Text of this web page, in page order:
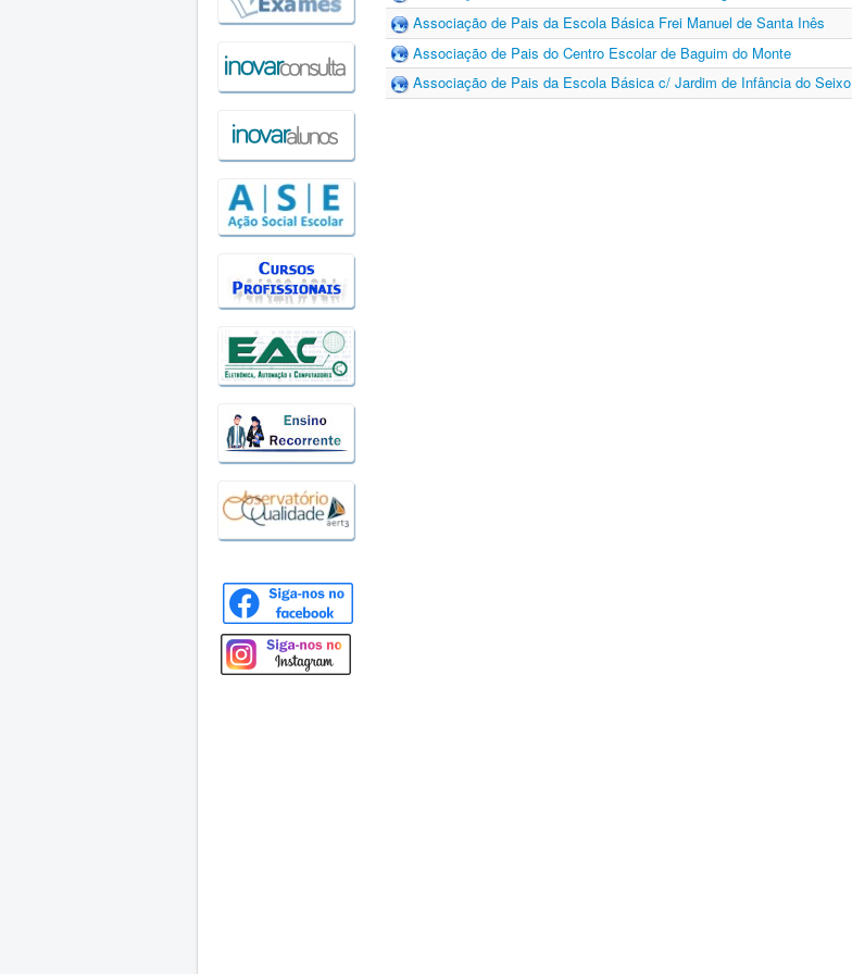
Associação de Pais da Escola Básica Frei Manuel de Santa Inês
Associação de Pais do Centro Escolar de Baguim do Monte
Associação de Pais da Escola Básica c/ Jardim de Infância do Seixo